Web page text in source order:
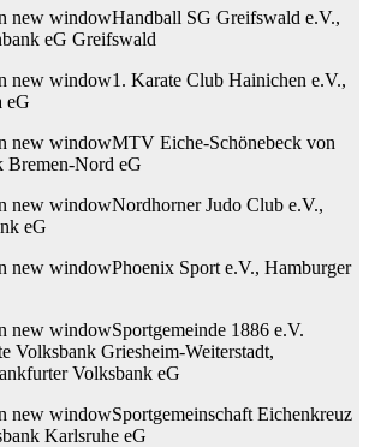
new windowHandball SG Greifswald e.V.,
eG Greifswald
new window1. Karate Club Hainichen e.V.,
eG
new windowMTV Eiche-Schönebeck von
Bremen-Nord eG
new windowNordhorner Judo Club e.V.,
eG
new windowPhoenix Sport e.V., Hamburger
new windowSportgemeinde 1886 e.V.
Volksbank Griesheim-Weiterstadt,
Volksbank eG
new windowSportgemeinschaft Eichenkreuz
Karlsruhe eG